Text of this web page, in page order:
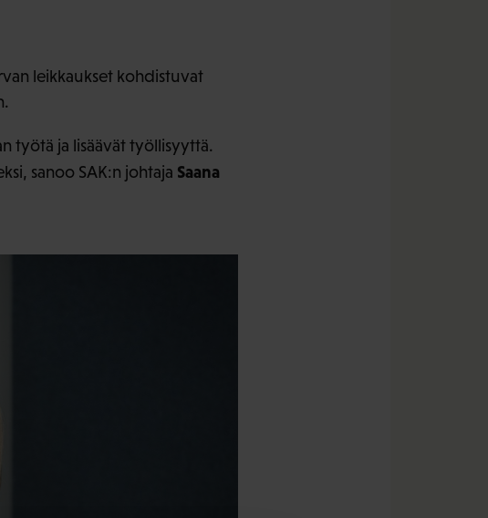
leikkaukset kohdistuvat
työtä ja lisäävät työllisyyttä.
sanoo SAK:n johtaja Saana